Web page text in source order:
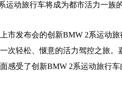
运动旅行车将成为都市活力一族
发布会的创新BMW 2系运动旅
次轻松、惬意的活力驾控之旅。
感受了创新BMW 2系运动旅行